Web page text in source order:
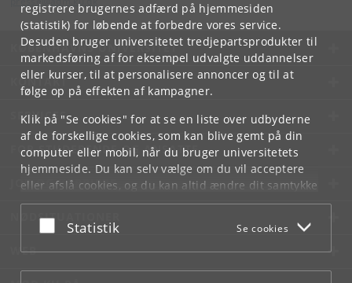
registrere brugernes adfærd på hjemmesiden
(statistik) for løbende at forbedre vores service.
Desuden bruger universitetet tredjepartsprodukter til
markedsføring af for eksempel udvalgte uddannelser
eller kurser, til at personalisere annoncer og til at
følge op på effekten af kampagner.
Klik på "Se cookies" for at se en liste over udbyderne
af de forskellige cookies, som kan blive gemt på din
computer eller mobil, når du bruger universitetets
hjemmeside. Du kan selv vælge om du vil acceptere
eller afslå cookies, og du kan altid ændre dit samtykke
underCookie- og privatlivspolitiksom du finder i
bunden af hver side.
Acceptér eller afslå
Statistik Se cookies
KØBENHAVNS UNIVERSITET
KONTAKT
SERVICES
FOR STUDERENDE OG ANSATTE
JOB OG KARRIERE
NØDSITUATIONER
WEB